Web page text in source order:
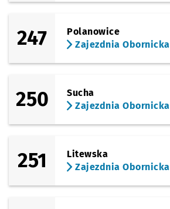
247
Polanowice
Zajezdnia Obornicka
250
Sucha
Zajezdnia Obornicka
251
Litewska
Zajezdnia Obornicka